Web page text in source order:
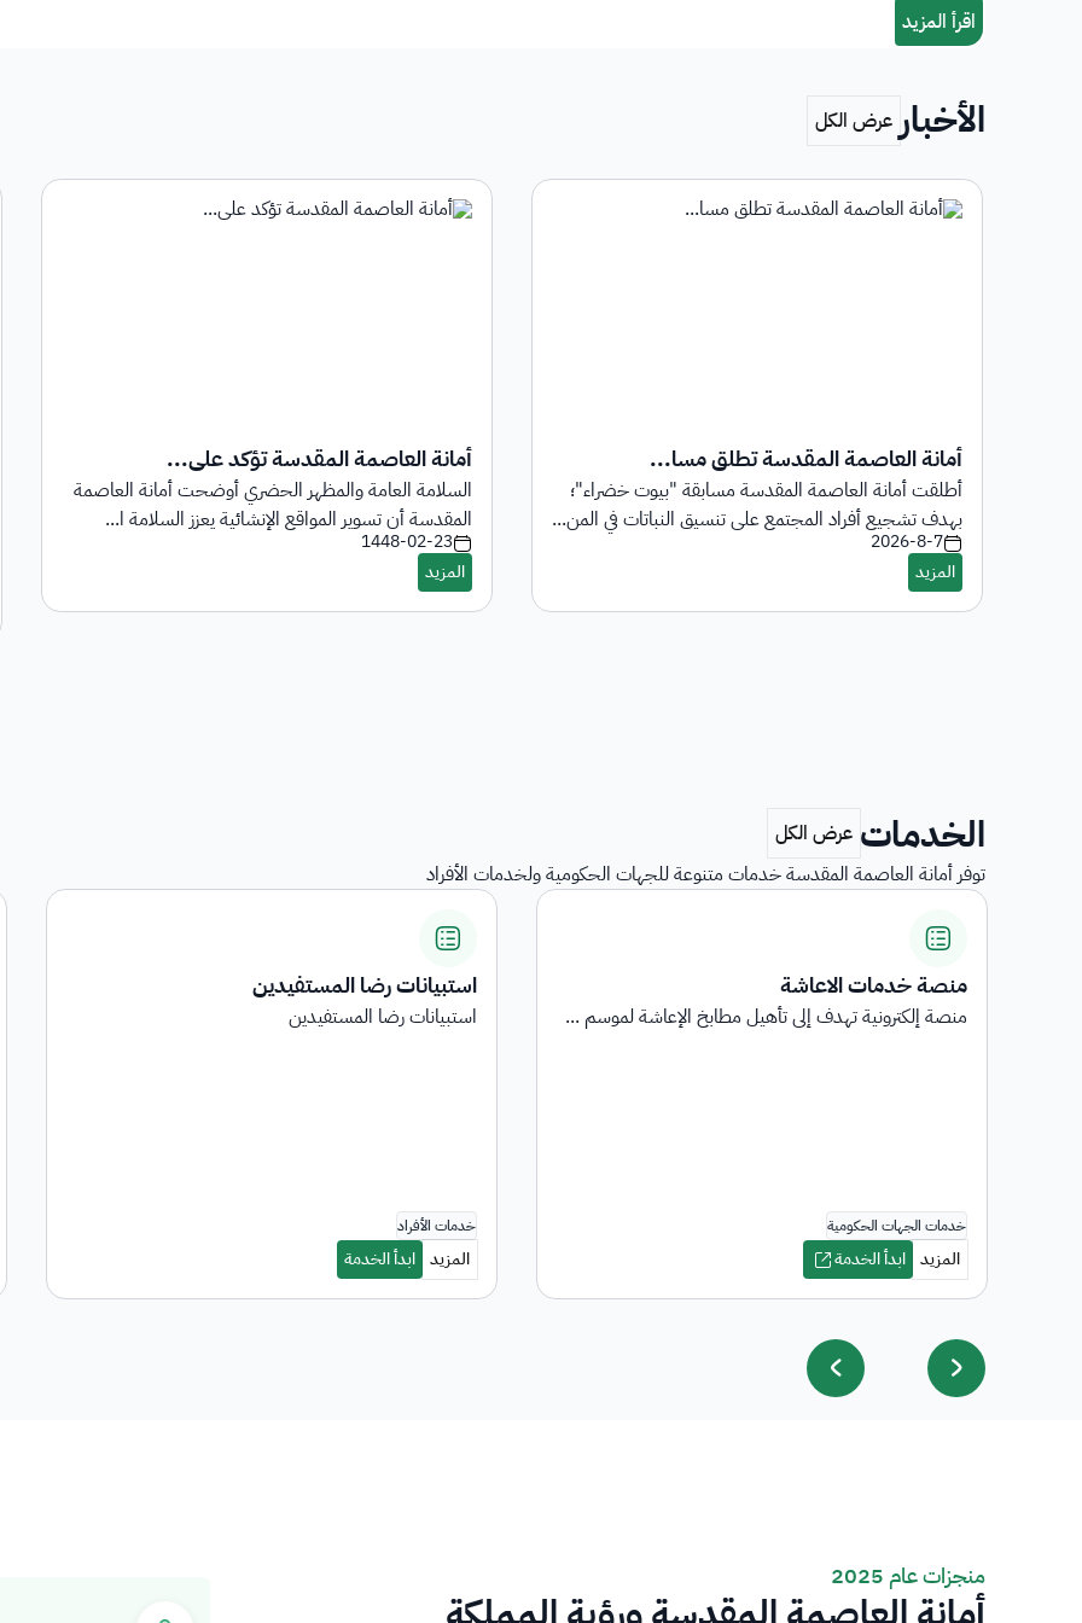
الأخبار
أمانة العاصمة المقدسة تطلق مسا...
أطلقت أمانة العاصمة المقدسة مسابقة "بيوت خضراء"؛
بهدف تشجيع أفراد المجتمع على تنسيق النباتات في المن...
2026-8-7
أمانة العاصمة المقدسة تؤكد على...
السلامة العامة والمظهر الحضري أوضحت أمانة العاصمة
المقدسة أن تسوير المواقع الإنشائية يعزز السلامة ا...
1448-02-23
الخدمات
توفر أمانة العاصمة المقدسة خدمات متنوعة للجهات الحكومية ولخدمات الأفراد
استبيانات رضا المستفيدين
استبيانات رضا المستفيدين
المنقولات
هي خدمة عرض المنقولات المرجعة على الجهات الحكومية
منجزات عام 2025